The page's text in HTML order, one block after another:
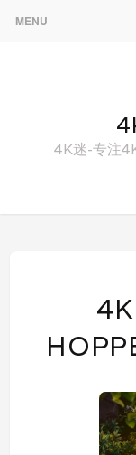
MENU
4K迷-专注